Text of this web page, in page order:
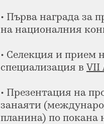
• Първа награда за
на националния
• Селекция и прием
специализация в VII
• Презентация на
занаяти
планина) по